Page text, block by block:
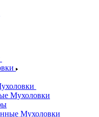
Мухоловки
Мухоловки